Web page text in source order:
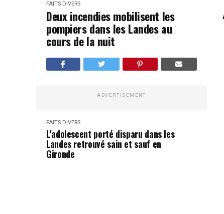
FAITS DIVERS
Deux incendies mobilisent les
pompiers dans les Landes au
cours de la nuit
ADVERTISEMENT
FAITS DIVERS
L'adolescent porté disparu dans les
Landes retrouvé sain et sauf en
Gironde